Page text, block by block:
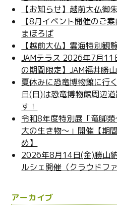
【お知らせ】越前大仏御
【8月イベント開催のご
まほろば
【越前大仏】雲海特別観
JAMテラス 2026年7月
の期間限定】JAM福井勝
夏休みに恐竜博物館に行
日(日)は恐竜博物館周辺
す！
令和8年度特別展「竜脚
大の生き物～」開催【期
め】
2026年8月14日(金)勝山
ルシェ開催（クラウドフ
アーカイブ